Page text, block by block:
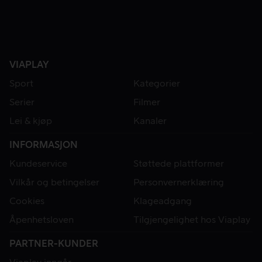
VIAPLAY
Sport
Kategorier
Serier
Filmer
Lei & kjøp
Kanaler
INFORMASJON
Kundeservice
Støttede plattformer
Vilkår og betingelser
Personvernerklæring
Cookies
Klageadgang
Åpenhetsloven
Tilgjengelighet hos Viaplay
PARTNER-KUNDER